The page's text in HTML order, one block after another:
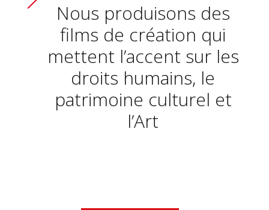
Nous produisons des
films de création qui
mettent l’accent sur les
droits humains, le
patrimoine culturel et
l’Art